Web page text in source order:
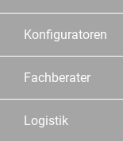
Konfiguratoren
Fachberater
Logistik